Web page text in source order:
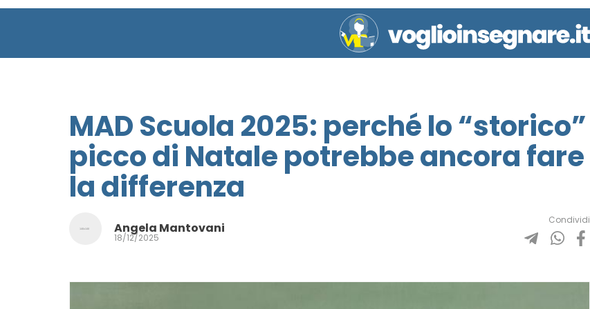
MAD Scuola 2025: perché lo “storico”
picco di Natale potrebbe ancora fare
la differenza
Angela Mantovani
18/12/2025
Condividi